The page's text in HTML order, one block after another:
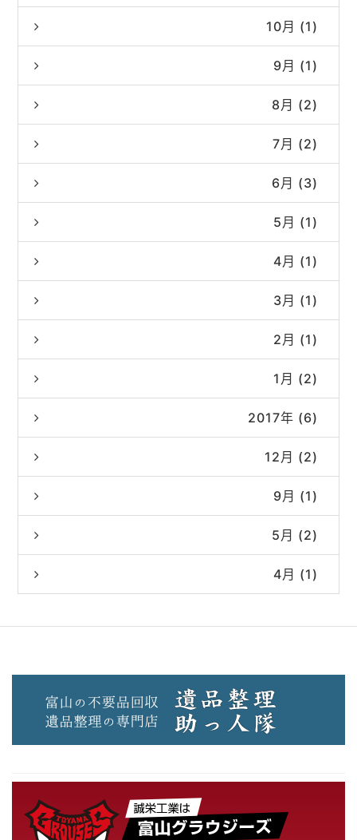
10月 (1)
9月 (1)
8月 (2)
7月 (2)
6月 (3)
5月 (1)
4月 (1)
3月 (1)
2月 (1)
1月 (2)
2017年 (6)
12月 (2)
9月 (1)
5月 (2)
4月 (1)